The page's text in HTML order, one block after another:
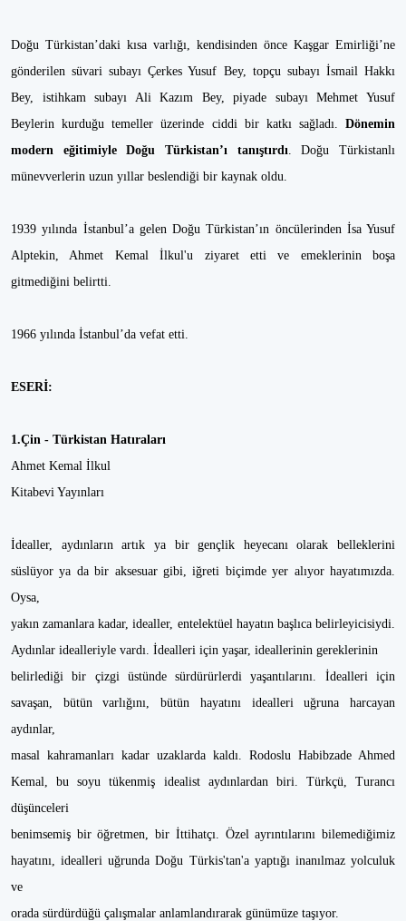
Doğu Türkistan’daki kısa varlığı, kendisinden önce Kaşgar Emirliği’ne
gönderilen süvari subayı Çerkes Yusuf Bey, topçu subayı İsmail Hakkı
Bey, istihkam subayı Ali Kazım Bey, piyade subayı Mehmet Yusuf
Beylerin kurduğu temeller üzerinde ciddi bir katkı sağladı. Dönemin
modern eğitimiyle Doğu Türkistan’ı tanıştırdı. Doğu Türkistanlı
münevverlerin uzun yıllar beslendiği bir kaynak oldu.
1939 yılında İstanbul’a gelen Doğu Türkistan’ın öncülerinden İsa Yusuf
Alptekin, Ahmet Kemal İlkul'u ziyaret etti ve emeklerinin boşa
gitmediğini belirtti.
1966 yılında İstanbul’da vefat etti.
ESERİ:
1.Çin - Türkistan Hatıraları
Ahmet Kemal İlkul
Kitabevi Yayınları
İdealler, aydınların artık ya bir gençlik heyecanı olarak belleklerini
süslüyor ya da bir aksesuar gibi, iğreti biçimde yer alıyor hayatımızda.
Oysa,
yakın zamanlara kadar, idealler, entelektüel hayatın başlıca belirleyicisiydi.
Aydınlar idealleriyle vardı. İdealleri için yaşar, ideallerinin gereklerinin
belirlediği bir çizgi üstünde sürdürürlerdi yaşantılarını. İdealleri için
savaşan, bütün varlığını, bütün hayatını idealleri uğruna harcayan
aydınlar,
masal kahramanları kadar uzaklarda kaldı. Rodoslu Habibzade Ahmed
Kemal, bu soyu tükenmiş idealist aydınlardan biri. Türkçü, Turancı
düşünceleri
benimsemiş bir öğretmen, bir İttihatçı. Özel ayrıntılarını bilemediğimiz
hayatını, idealleri uğrunda Doğu Türkis'tan'a yaptığı inanılmaz yolculuk
ve
orada sürdürdüğü çalışmalar anlamlandırarak günümüze taşıyor.